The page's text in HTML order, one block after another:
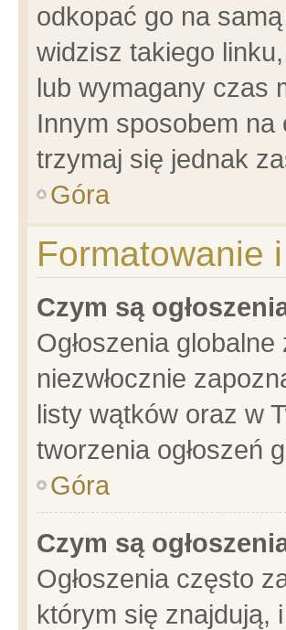
odkopać go na
widzisz takiego
lub wymagany czas
Innym sposobem
trzymaj się jednak
Góra
Formatowanie
Czym są
Ogłoszenia
niezwłocznie
listy wątków oraz w
tworzenia ogłoszeń
Góra
Czym są
Ogłoszenia często
którym się znajdują,